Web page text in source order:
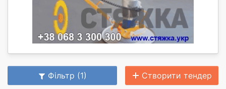
Фільтр (1) Створити тендер